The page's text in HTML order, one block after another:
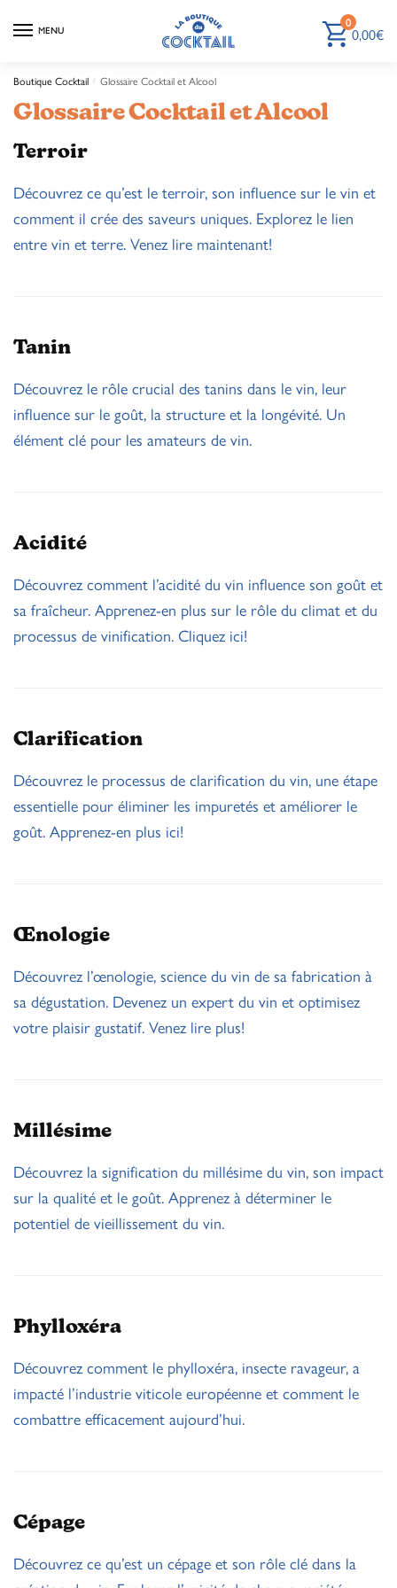
MENU 0
0,00€
Boutique Cocktail / Glossaire Cocktail et Alcool
Glossaire Cocktail et Alcool
Terroir
Découvrez ce qu’est le terroir, son influence sur le vin et
comment il crée des saveurs uniques. Explorez le lien
entre vin et terre. Venez lire maintenant!
Tanin
Découvrez le rôle crucial des tanins dans le vin, leur
influence sur le goût, la structure et la longévité. Un
élément clé pour les amateurs de vin.
Acidité
Découvrez comment l’acidité du vin influence son goût et
sa fraîcheur. Apprenez-en plus sur le rôle du climat et du
processus de vinification. Cliquez ici!
Clarification
Découvrez le processus de clarification du vin, une étape
essentielle pour éliminer les impuretés et améliorer le
goût. Apprenez-en plus ici!
Œnologie
Découvrez l’œnologie, science du vin de sa fabrication à
sa dégustation. Devenez un expert du vin et optimisez
votre plaisir gustatif. Venez lire plus!
Millésime
Découvrez la signification du millésime du vin, son impact
sur la qualité et le goût. Apprenez à déterminer le
potentiel de vieillissement du vin.
Phylloxéra
Découvrez comment le phylloxéra, insecte ravageur, a
impacté l’industrie viticole européenne et comment le
combattre efficacement aujourd’hui.
Cépage
Découvrez ce qu’est un cépage et son rôle clé dans la